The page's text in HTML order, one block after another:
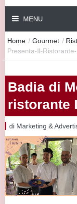
MENU
Home / Gourmet /
Presenta-Il-
Badia di
ristorante
di Marketing &